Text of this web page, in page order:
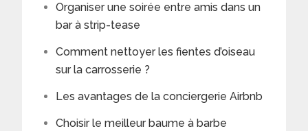
Organiser une soirée entre amis dans un
bar à strip-tease
Comment nettoyer les fientes d’oiseau
sur la carrosserie ?
Les avantages de la conciergerie Airbnb
Choisir le meilleur baume à barbe